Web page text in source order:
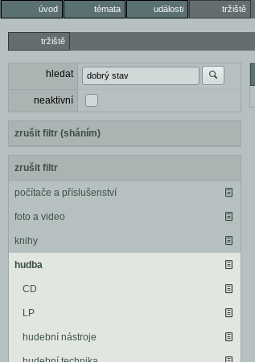
úvod témata události tržiště
tržiště
hledat
neaktivní
zrušit filtr (sháním)
zrušit filtr
počítače a příslušenství
foto a video
knihy
hudba
CD
LP
hudební nástroje